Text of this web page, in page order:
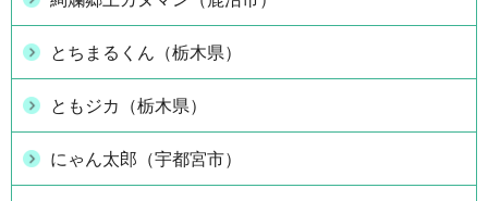
とちまるくん（栃木県）
ともジカ（栃木県）
にゃん太郎（宇都宮市）